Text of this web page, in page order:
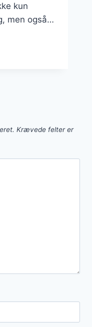
kun
men også…
Krævede felter er